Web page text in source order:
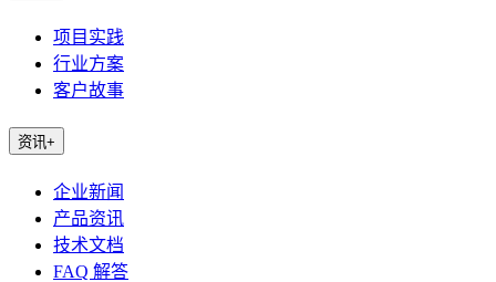
项目实践
行业方案
客户故事
资讯+
企业新闻
产品资讯
技术文档
FAQ 解答